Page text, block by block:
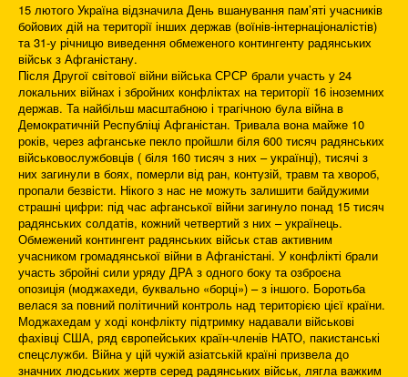
15 лютого Україна відзначила День вшанування пам’яті учасників
бойових дій на території інших держав (воїнів-інтернаціоналістів)
та 31-у річницю виведення обмеженого контингенту радянських
військ з Афганістану.
Після Другої світової війни війська СРСР брали участь у 24
локальних війнах і збройних конфліктах на території 16 іноземних
держав. Та найбільш масштабною і трагічною була війна в
Демократичній Республіці Афганістан. Тривала вона майже 10
років, через афганське пекло пройшли біля 600 тисяч радянських
військовослужбовців ( біля 160 тисяч з них – українці), тисячі з
них загинули в боях, померли від ран, контузій, травм та хвороб,
пропали безвісти. Нікого з нас не можуть залишити байдужими
страшні цифри: під час афганської війни загинуло понад 15 тисяч
радянських солдатів, кожний четвертий з них – українець.
Обмежений контингент радянських військ став активним
учасником громадянської війни в Афганістані. У конфлікті брали
участь збройні сили уряду ДРА з одного боку та озброєна
опозиція (моджахеди, буквально «борці») – з іншого. Боротьба
велася за повний політичний контроль над територією цієї країни.
Моджахедам у ході конфлікту підтримку надавали військові
фахівці США, ряд європейських країн-членів НАТО, пакистанські
спецслужби. Війна у цій чужій азіатській країні призвела до
значних людських жертв серед радянських військ, лягла важким